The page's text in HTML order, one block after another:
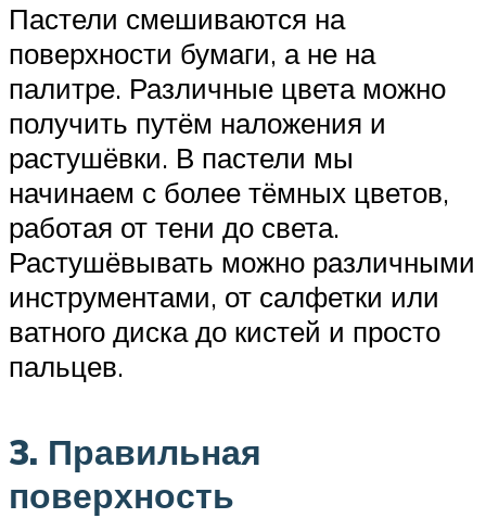
Пастели смешиваются на
поверхности бумаги, а не на
палитре. Различные цвета можно
получить путём наложения и
растушёвки. В пастели мы
начинаем с более тёмных цветов,
работая от тени до света.
Растушёвывать можно различными
инструментами, от салфетки или
ватного диска до кистей и просто
пальцев.
3. Правильная
поверхность